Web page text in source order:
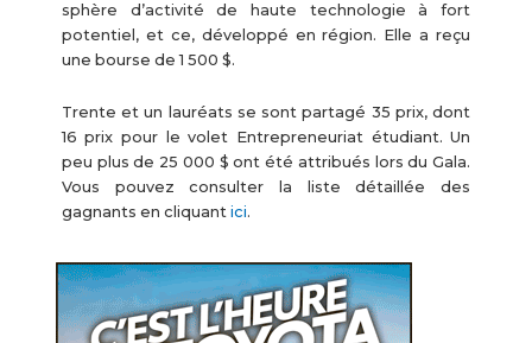
sphère d’activité de haute technologie à fort
potentiel, et ce, développé en région. Elle a reçu
une bourse de 1 500 $.
Trente et un lauréats se sont partagé 35 prix, dont
16 prix pour le volet Entrepreneuriat étudiant. Un
peu plus de 25 000 $ ont été attribués lors du Gala.
Vous pouvez consulter la liste détaillée des
gagnants en cliquant ici.